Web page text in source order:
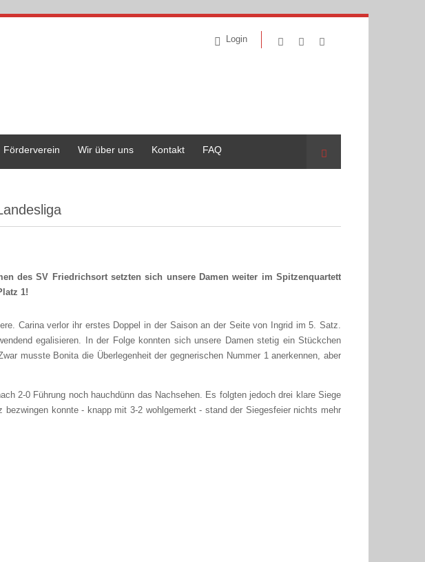
Login
Förderverein Wir über uns Kontakt FAQ Suche
des SV Friedrichsort setzten sich unsere Damen weiter im Spitzenquartett
1!
Carina verlor ihr erstes Doppel in der Saison an der Seite von Ingrid im 5. Satz.
egalisieren. In der Folge konnten sich unsere Damen stetig ein Stückchen
musste Bonita die Überlegenheit der gegnerischen Nummer 1 anerkennen, aber
2-0 Führung noch hauchdünn das Nachsehen. Es folgten jedoch drei klare Siege
konnte - knapp mit 3-2 wohlgemerkt - stand der Siegesfeier nichts mehr